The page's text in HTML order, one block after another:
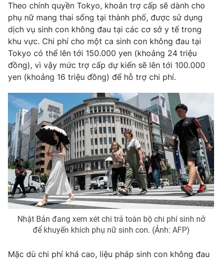
Khán giả
Giải sao mai
Âm nhạc
Sao
Du lịch
Làm đẹp
Chất lượng cuộc sống
Giáo dục
Tuyển sinh
Học trực tuyến
Công nghệ
Hitech Công nghệ tương lai
Sản phẩm
Thị trường
Tư vấn
Giao lưu trực tuyến
Lịch phát sóng
Chuyên mục khác
Emagazine Podcast
Photo Infographic
Video Shorts video
VTV Money VTV Thể thao
Theo chính quyền Tokyo, khoản trợ cấp sẽ dành cho
phụ nữ mang thai sống tại thành phố, được sử dụng
dịch vụ sinh con không đau tại các cơ sở y tế trong
khu vực. Chi phí cho một ca sinh con không đau tại
Tokyo có thể lên tới 150.000 yen (khoảng 24 triệu
đồng), vì vậy mức trợ cấp dự kiến sẽ lên tới 100.000
yen (khoảng 16 triệu đồng) để hỗ trợ chi phí.
Nhật Bản đang xem xét chi trả toàn bộ chi phí sinh nở
để khuyến khích phụ nữ sinh con. (Ảnh: AFP)
Mặc dù chi phí khá cao, liệu pháp sinh con không đau